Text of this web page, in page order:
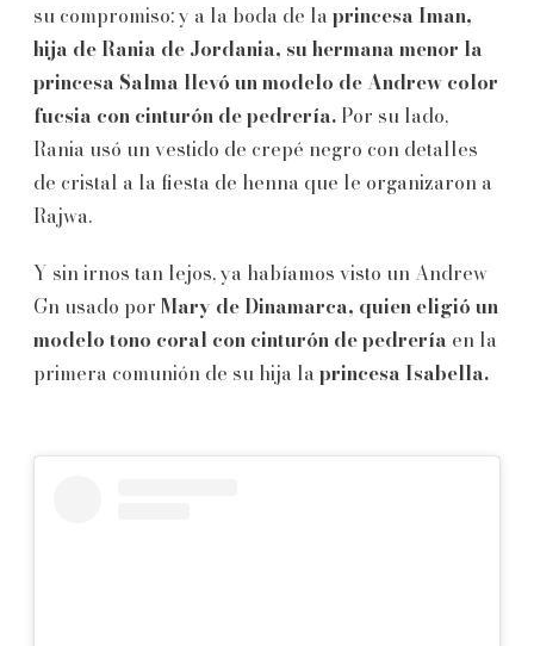
su compromiso; y a la boda de la princesa Iman,
hija de Rania de Jordania, su hermana menor la
princesa Salma llevó un modelo de Andrew color
fucsia con cinturón de pedrería. Por su lado,
Rania usó un vestido de crepé negro con detalles
de cristal a la fiesta de henna que le organizaron a
Rajwa.
Y sin irnos tan lejos, ya habíamos visto un Andrew
Gn usado por Mary de Dinamarca, quien eligió un
modelo tono coral con cinturón de pedrería en la
primera comunión de su hija la princesa Isabella.